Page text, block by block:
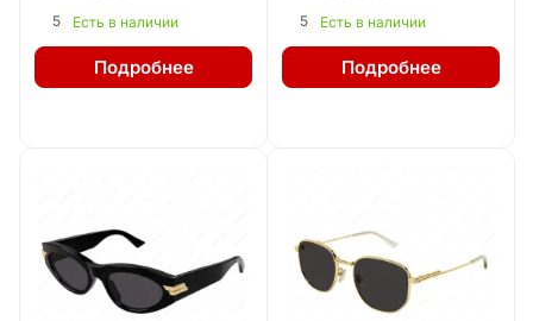
5 Есть в наличии
Подробнее
5 Есть в наличии
Подробнее